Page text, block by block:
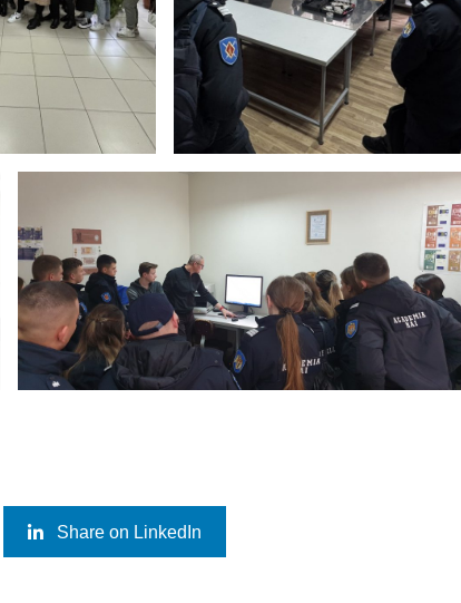
Share on LinkedIn